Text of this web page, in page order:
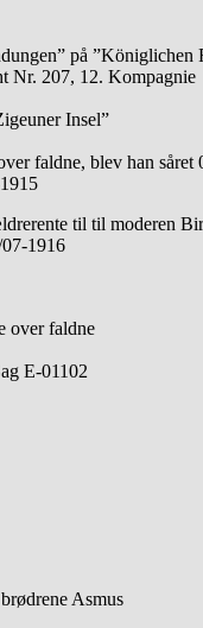
på ”Königlichen
Nr. 207, 12. Kompagnie
Insel”
faldne, blev han såret
til til moderen
1916
over faldne
E-01102
Asmus